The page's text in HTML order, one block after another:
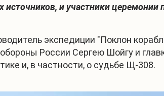
источников, и участники
экспедиции "Поклон
России Сергею Шойгу и
и, в частности, о судьбе Щ-308.